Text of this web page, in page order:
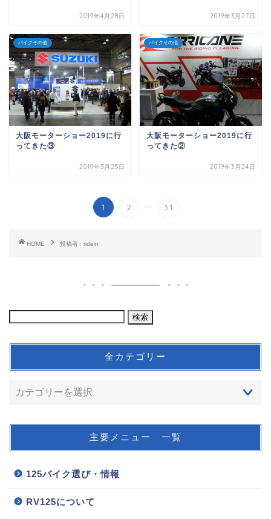
2019年4月28日 2019年3月27日
バイクその他
大阪モーターショー2019に行
ってきた③
2019年3月25日
バイクその他
大阪モーターショー2019に行
ってきた②
2019年3月24日
1 2 ... 31
HOME 投稿者 : ridein
全カテゴリー
主要メニュー 一覧
125バイク選び・情報
RV125について